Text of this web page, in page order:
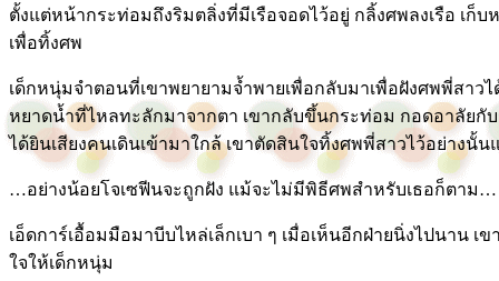
ตั้งแต่หน้ากระท่อมถึงริมตลิ่งที่มีเรือจอดไว้อยู่ กลิ้งศพลงเรือ เก็
เพื่อทิ้งศพ
เด็กหนุ่มจำตอนที่เขาพยายามจ้ำพายเพื่อกลับมาเพื่อฝังศพพี่สา
หยาดน้ำที่ไหลทะลักมาจากตา เขากลับขึ้นกระท่อม กอดอาลัยกั
ได้ยินเสียงคนเดินเข้ามาใกล้ เขาตัดสินใจทิ้งศพพี่สาวไว้อย่างนั้
…อย่างน้อยโจเซฟีนจะถูกฝัง แม้จะไม่มีพิธีศพสำหรับเธอก็ตาม…
เอ็ดการ์เอื้อมมือมาบีบไหล่เล็กเบา ๆ เมื่อเห็นอีกฝ่ายนิ่งไปนาน
ใจให้เด็กหนุ่ม